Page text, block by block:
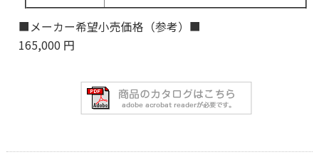
■メーカー希望小売価格（参考）■
165,000 円